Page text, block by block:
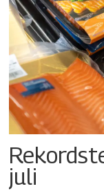
juli